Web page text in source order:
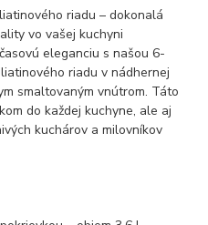
riadu – dokonalá
vo vašej kuchyni
eleganciu s našou 6-
riadu v nádhernej
smaltovaným vnútrom. Táto
do každej kuchyne, ale aj
kuchárov a milovníkov